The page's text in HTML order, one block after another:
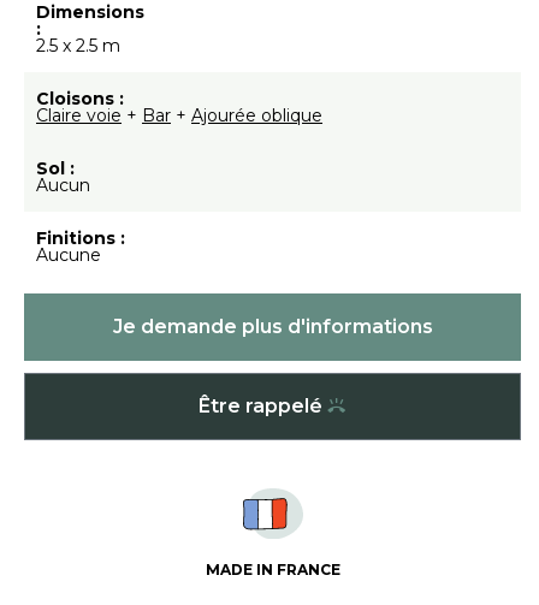
Dimensions
:
2.5 x 2.5 m
Cloisons :
Claire voie + Bar + Ajourée oblique
Sol :
Aucun
Finitions :
Aucune
Je demande plus d'informations
Être rappelé
MADE IN FRANCE